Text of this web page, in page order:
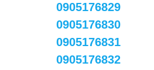
0905176829
0905176830
0905176831
0905176832